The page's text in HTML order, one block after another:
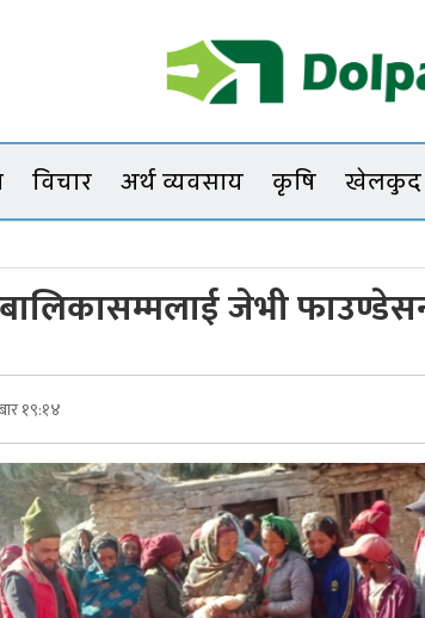
Dolpanews
विचार अर्थ व्यवसाय कृषि खेलकुद
जेभी
१९:१४